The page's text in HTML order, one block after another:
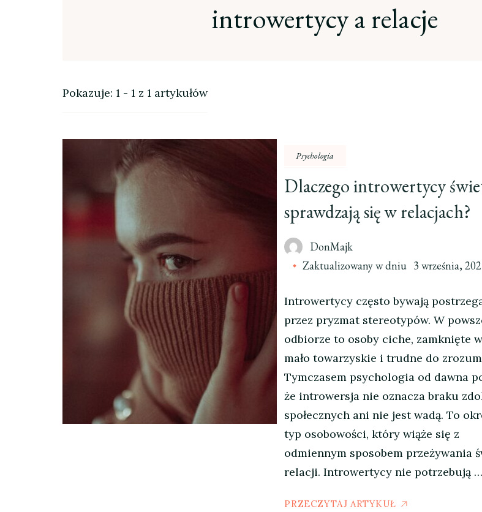
introwertycy a relacje
Pokazuje: 1 - 1 z 1 artykułów
Psychologia
Dlaczego introwertycy
sprawdzają się w relacjach?
DonMajk
Zaktualizowany w dniu 3 września,
Introwertycy często bywają
przez pryzmat stereotypów. W
odbiorze to osoby ciche, zamknięte
mało towarzyskie i trudne do
Tymczasem psychologia od dawna
że introwersja nie oznacza braku
społecznych ani nie jest wadą. To
typ osobowości, który wiąże się z
odmiennym sposobem przeżywania
relacji. Introwertycy nie potrzebują …
PRZECZYTAJ ARTYKUŁ